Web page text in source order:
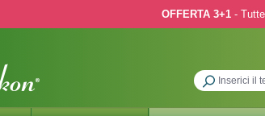
OFFERTA 3+1- Tutte